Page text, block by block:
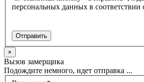
персональных данных в соответствии
×
Вызов замерщика
Подождите немного, идет отправка ...